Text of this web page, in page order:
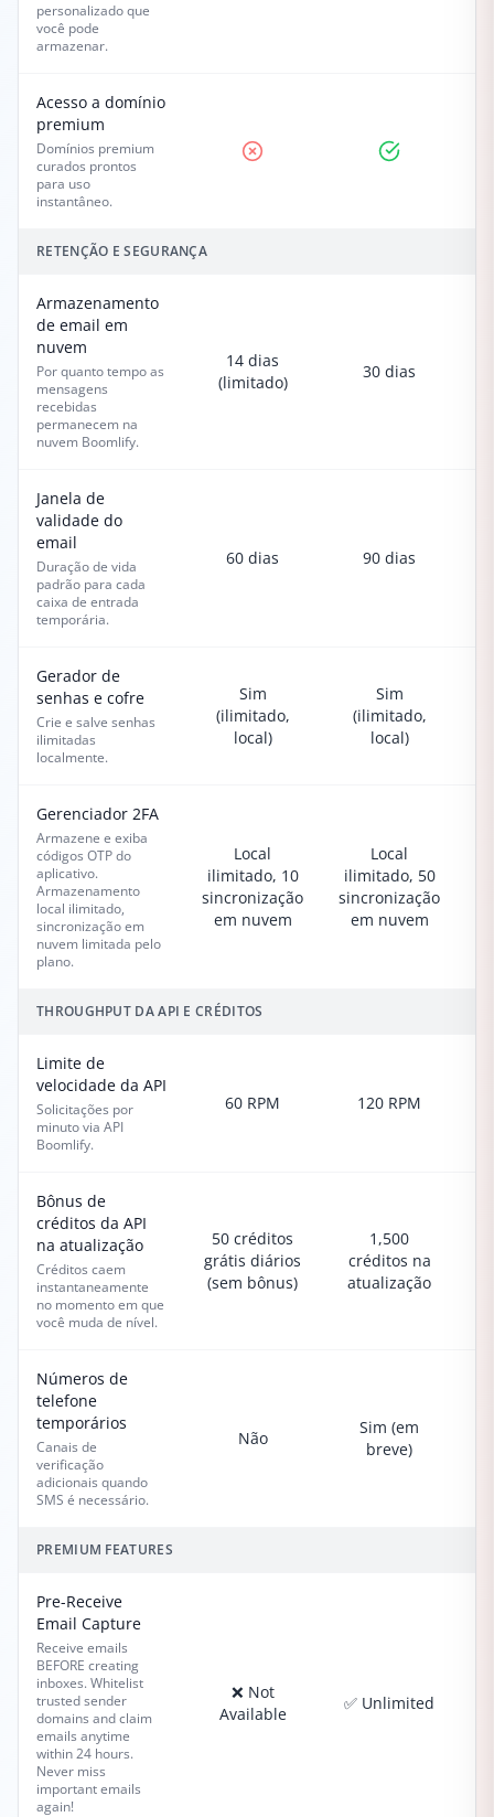
personalizado que
você pode
armazenar.
Acesso a domínio
premium
Domínios premium
curados prontos
para uso
instantâneo.
RETENÇÃO E SEGURANÇA
Armazenamento
de email em
nuvem
Por quanto tempo as
mensagens
recebidas
permanecem na
nuvem Boomlify.
14 dias
(limitado)
30 dias
Janela de
validade do
email
Duração de vida
padrão para cada
caixa de entrada
temporária.
60 dias 90 dias
Gerador de
senhas e cofre
Crie e salve senhas
ilimitadas
localmente.
Sim
(ilimitado,
local)
Sim
(ilimitado,
local)
Gerenciador 2FA
Armazene e exiba
códigos OTP do
aplicativo.
Armazenamento
local ilimitado,
sincronização em
nuvem limitada pelo
plano.
Local
ilimitado, 10
sincronização
em nuvem
Local
ilimitado, 50
sincronização
em nuvem
THROUGHPUT DA API E CRÉDITOS
Limite de
velocidade da API
Solicitações por
minuto via API
Boomlify.
60 RPM 120 RPM
Bônus de
créditos da API
na atualização
Créditos caem
instantaneamente
no momento em que
você muda de nível.
50 créditos
grátis diários
(sem bônus)
1,500
créditos na
atualização
Números de
telefone
temporários
Canais de
verificação
adicionais quando
SMS é necessário.
Não
Sim (em
breve)
PREMIUM FEATURES
Pre-Receive
Email Capture
Receive emails
BEFORE creating
inboxes. Whitelist
trusted sender
domains and claim
emails anytime
within 24 hours.
Never miss
important emails
again!
❌ Not
Available
✅ Unlimited